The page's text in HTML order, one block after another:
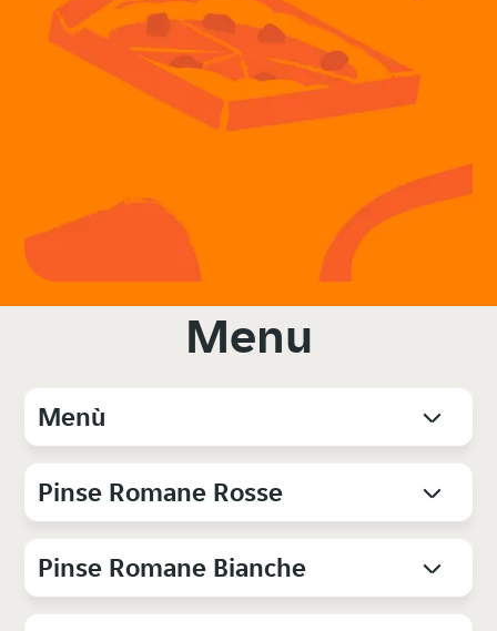
Menu
Menù
Pinse Romane Rosse
Pinse Romane Bianche